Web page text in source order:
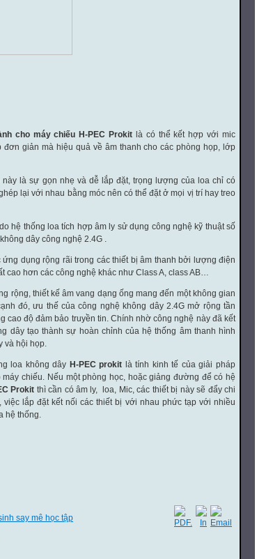
cho máy chiếu H-PEC Prokit là có thể kết hợp với mic
đơn giản mà hiệu quả về âm thanh cho các phòng họp, lớp
là sự gọn nhẹ và dễ lắp đặt, trọng lượng của loa chỉ có
lại với nhau bằng móc nên có thể đặt ở mọi vị trí hay treo
hệ thống loa tích hợp âm ly sử dụng công nghệ kỹ thuật số
dây công nghệ 2.4G .
dụng rộng rãi trong các thiết bị âm thanh bởi lượng điện
cao hơn các công nghệ khác như Class A, class AB…
rộng, thiết kế âm vang dạng ống mang đến một không gian
đó, ưu thế của công nghệ không dây 2.4G mở rộng tần
cao độ đảm bảo truyền tin. Chính nhờ công nghệ này đã kết
dây tạo thành sự hoàn chỉnh của hệ thống âm thanh hình
và hội họp.
loa không dây H-PEC prokit là tính kinh tế của giải pháp
chiếu. Nếu một phòng học, hoặc giảng đường để có hệ
Prokit thì cần có âm ly, loa, Mic, các thiết bị này sẽ đẩy chi
lắp đặt kết nối các thiết bị với nhau phức tạp với nhiều
hệ thống.
say mê học tập